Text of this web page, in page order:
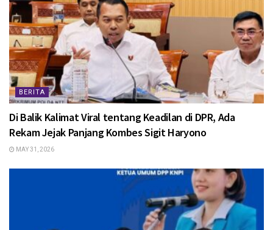
BERITA
Di Balik Kalimat Viral tentang Keadilan di DPR, Ada
Rekam Jejak Panjang Kombes Sigit Haryono
MAY 31, 2026